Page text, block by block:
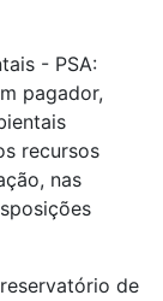
- PSA:
pagador,
recursos
nas
de